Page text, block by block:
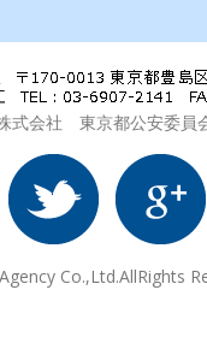
式会社 東京都公安委
Co.,Ltd.AllRights